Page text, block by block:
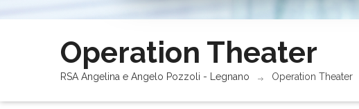
Operation Theater
RSA Angelina e Angelo Pozzoli - Legnano Operation Theater